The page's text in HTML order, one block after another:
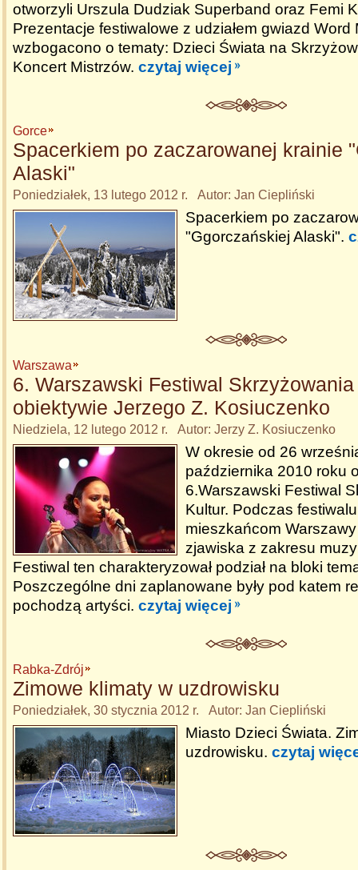
otworzyli Urszula Dudziak Superband oraz Femi
Prezentacje festiwalowe z udziałem gwiazd Word
wzbogacono o tematy: Dzieci Świata na
Koncert Mistrzów. czytaj więcej
Gorce
Spacerkiem po zaczarowanej krainie
Alaski"
Poniedziałek, 13 lutego 2012 r. Autor: Jan Ciepliński
Spacerkiem po
"Ggorczańskiej Alaski".
Warszawa
6. Warszawski Festiwal
obiektywie Jerzego Z. Kosiuczenko
Niedziela, 12 lutego 2012 r. Autor: Jerzy Z. Kosiuczenko
W okresie od 26
października 2010 roku
6.Warszawski Festiwal
Kultur. Podczas
mieszkańcom
zjawiska z zakresu
Festiwal ten charakteryzował podział na bloki
Poszczególne dni zaplanowane były pod katem
pochodzą artyści. czytaj więcej
Rabka-Zdrój
Zimowe klimaty w uzdrowisku
Poniedziałek, 30 stycznia 2012 r. Autor: Jan Ciepliński
Miasto Dzieci Świata.
uzdrowisku. czytaj